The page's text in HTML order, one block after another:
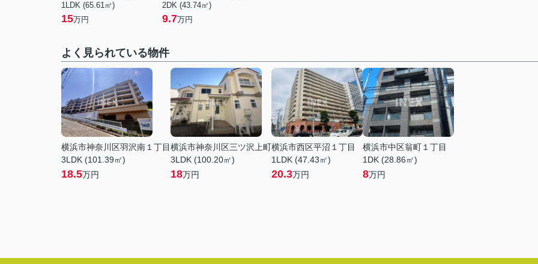
1LDK (65.61㎡)
15万円
2DK (43.74㎡)
9.7万円
よく見られている物件
横浜市神奈川区羽沢南１丁目
3LDK (101.39㎡)
18.5万円
横浜市神奈川区三ツ沢上町
3LDK (100.20㎡)
18万円
横浜市西区平沼１丁目
1LDK (47.43㎡)
20.3万円
横浜市中区翁町１丁目
1DK (28.86㎡)
8万円